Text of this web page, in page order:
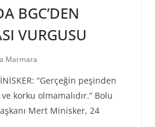
BGC’DEN
VURGUSU
Marmara
“Gerçeğin peşinden
korku olmamalıdır.” Bolu
Mert Minisker, 24